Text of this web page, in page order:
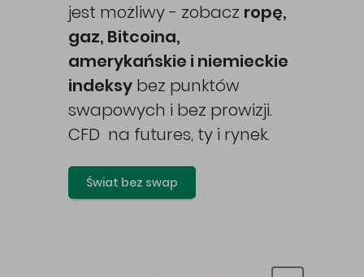
jest możliwy - zobacz ropę,
gaz, Bitcoina,
amerykańskie i niemieckie
indeksy bez punktów
swapowych i bez prowizji.
CFD na futures, ty i rynek.
Świat bez swap